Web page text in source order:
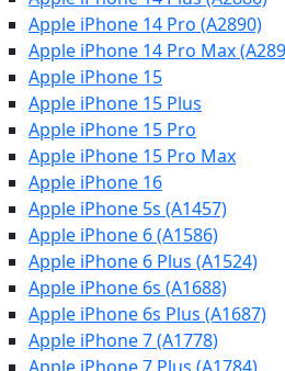
Apple iPhone 14 Pro (A2890)
Apple iPhone 14 Pro Max
Apple iPhone 15
Apple iPhone 15 Plus
Apple iPhone 15 Pro
Apple iPhone 15 Pro Max
Apple iPhone 16
Apple iPhone 5s (A1457)
Apple iPhone 6 (A1586)
Apple iPhone 6 Plus (A1524)
Apple iPhone 6s (A1688)
Apple iPhone 6s Plus (A1687)
Apple iPhone 7 (A1778)